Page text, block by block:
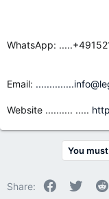
WhatsApp:
Email:
Website .......... .....
You
Share: Facebook
Twitter